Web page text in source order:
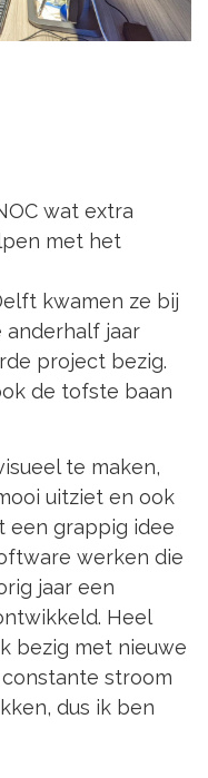
wat extra
met het
kwamen ze bij
anderhalf jaar
project bezig.
de tofste baan
te maken,
uitziet en ook
een grappig idee
werken die
jaar een
Heel
bezig met nieuwe
stroom
dus ik ben